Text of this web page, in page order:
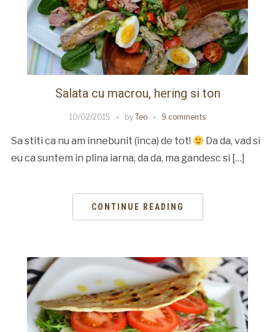
Salata cu macrou, hering si ton
10/02/2015 by Teo 9 comments
Sa stiti ca nu am innebunit (inca) de tot!
Da da, vad si
eu ca suntem in plina iarna, da da, ma gandesc si […]
CONTINUE READING